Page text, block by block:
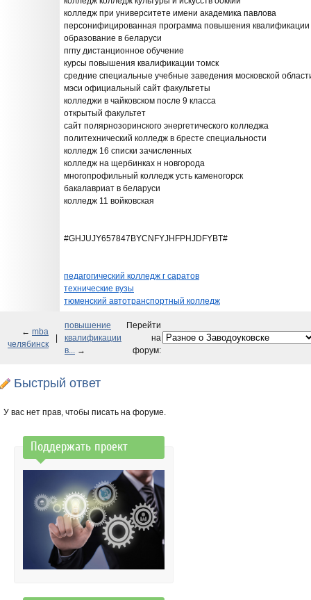
колледж при университете имени академика павлова
персонифицированная программа повышения квалификации
образование в беларуси
пгпу дистанционное обучение
курсы повышения квалификации томск
средние специальные учебные заведения московской
мэси официальный сайт факультеты
колледжи в чайковском после 9 класса
открытый факультет
сайт полярнозоринского энергетического колледжа
политехнический колледж в бресте специальности
колледж 16 списки зачисленных
колледж на щербинках н новгорода
многопрофильный колледж усть каменогорск
бакалавриат в беларуси
колледж 11 войковская
#GHJUJY657847BYCNFYJHFPHJDFYBT#
педагогический колледж г саратов
технические вузы
тюменский автотранспортный колледж
← mba
челябинск
повышение
квалификации
в... →
Перейти
на
форум:
Быстрый ответ
У вас нет прав, чтобы писать на форуме.
Поддержать проект